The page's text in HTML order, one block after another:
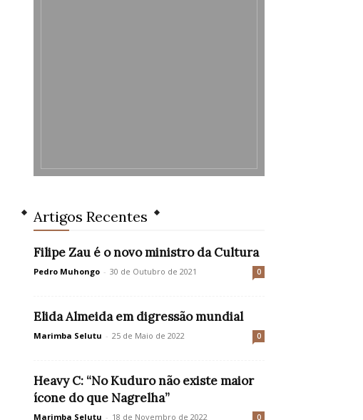
Artigos Recentes
Filipe Zau é o novo ministro da Cultura
Pedro Muhongo - 30 de Outubro de 2021 0
Elida Almeida em digressão mundial
Marimba Selutu - 25 de Maio de 2022 0
Heavy C: “No Kuduro não existe maior
ícone do que Nagrelha”
Marimba Selutu - 18 de Novembro de 2022 0